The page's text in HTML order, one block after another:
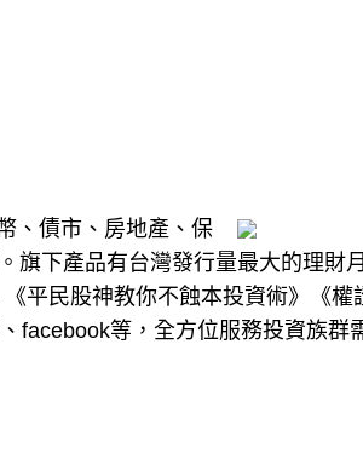
、債市、房地產、保
旗下產品有台灣發行量最大的理財
平民股神教你不蝕本投資術》《權
facebook等，全方位服務投資族群